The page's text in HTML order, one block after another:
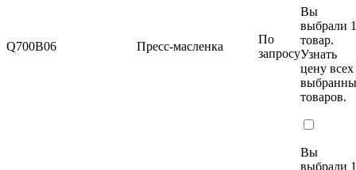
Q700B06 Пресс-масленка
По
запросу
Вы
выбрали 1
товар.
Узнать
цену всех
товаров.
Вы
выбрали 1